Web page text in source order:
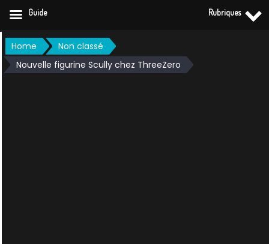
Skip
to
content
Home
Non classé
Nouvelle figurine Scully chez ThreeZero
Guide Rubriques